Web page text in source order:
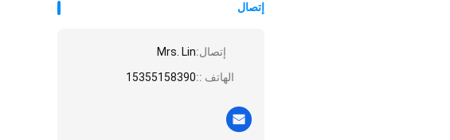
إتصال
إتصال:Mrs. Lin
الهاتف ::15355158390